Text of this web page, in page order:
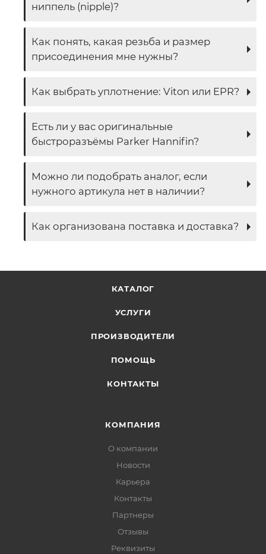
ниппель (nipple)?
Как понять, какая резьба и размер
присоединения мне нужны?
Как выбрать уплотнение: Viton или EPR?
Есть ли у вас оригинальные
быстроразъёмы Parker Hannifin?
Можно ли подобрать аналог, если
нужного артикула нет в наличии?
Как организована поставка и доставка?
КАТАЛОГ
УСЛУГИ
ПРОИЗВОДИТЕЛИ
ПОМОЩЬ
КОНТАКТЫ
КОМПАНИЯ
О компании
Новости
Карьера
Контакты
Партнеры
Отзывы
Реквизиты